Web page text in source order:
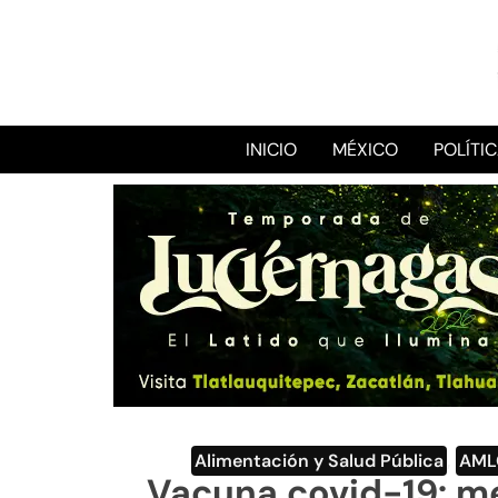
INICIO MÉXICO
Alimentación y Salud Pública